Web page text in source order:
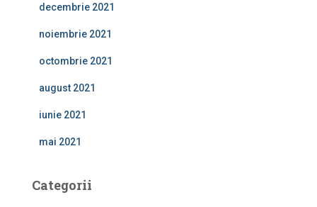
decembrie 2021
noiembrie 2021
octombrie 2021
august 2021
iunie 2021
mai 2021
Categorii